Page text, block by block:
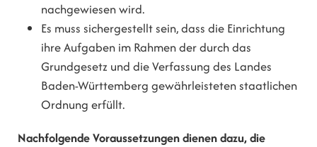
nachgewiesen wird.
Es muss sichergestellt sein, dass die Einrichtung
ihre Aufgaben im Rahmen der durch das
Grundgesetz und die Verfassung des Landes
Baden-Württemberg gewährleisteten staatlichen
Ordnung erfüllt.
Nachfolgende Voraussetzungen dienen dazu, die